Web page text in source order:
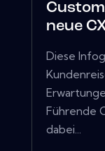
neue
Diese
Führende
dabei...